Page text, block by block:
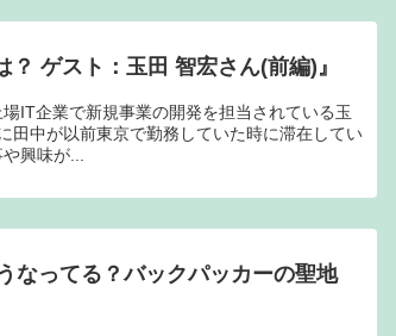
ゲスト：玉田 智宏さん(前編)』
IT企業で新規事業の開発を担当されている玉
田中が以前東京で勤務していた時に滞在してい
興味が...
なってる？バックパッカーの聖地